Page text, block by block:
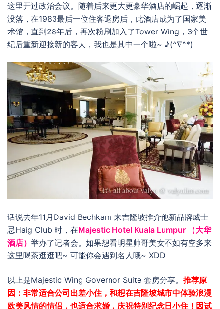
这里开过政治会议。随着后来更大更豪华酒店的崛起，逐渐
没落，在1983最后一位住客退房后，此酒店成为了国家美
术馆，直到28年后，再次粉刷加入了Tower Wing，3个世
纪后重新迎接新的客人，我也是其中一个啦~ ♪(^∇^*)
话说去年11月David Bechkam 来吉隆坡推介他新品牌威士
忌Haig Club 时，在Majestic Hotel Kuala Lumpur （大华
酒店） 举办了记者会。如果想看明星帅哥美女不如有空多来
这里喝茶逛逛吧~ 可能你会遇到名人哦~ XDD
以上是Majestic Wing Governor Suite 套房分享。 推荐原
因：非常适合公司出差小住，和想在吉隆坡城市中体验浪漫
欧美风情的情侣，也适合求婚，庆祝特别纪念日小住！因试